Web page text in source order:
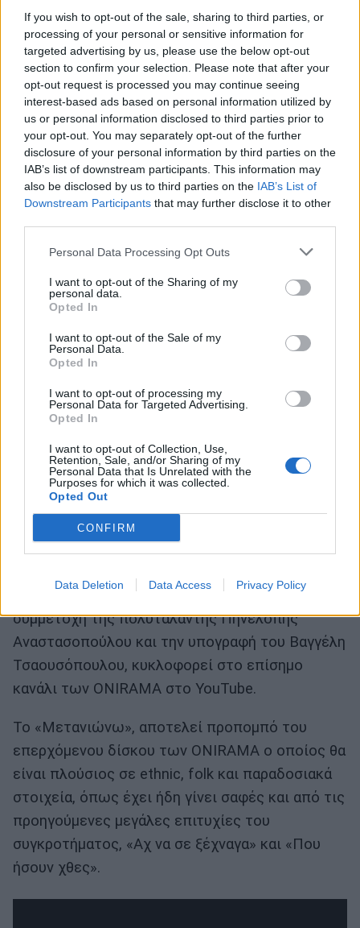
If you wish to opt-out of the sale, sharing to third parties, or
processing of your personal or sensitive information for
targeted advertising by us, please use the below opt-out
section to confirm your selection. Please note that after your
opt-out request is processed you may continue seeing
interest-based ads based on personal information utilized by
us or personal information disclosed to third parties prior to
your opt-out. You may separately opt-out of the further
disclosure of your personal information by third parties on the
IAB’s list of downstream participants. This information may
also be disclosed by us to third parties on the IAB’s List of
Downstream Participants that may further disclose it to other
Personal Data Processing Opt Outs
I want to opt-out of the Sharing of my
personal data.
Opted In
I want to opt-out of the Sale of my
Personal Data.
Opted In
I want to opt-out of processing my
Personal Data for Targeted Advertising.
Opted In
I want to opt-out of Collection, Use,
Retention, Sale, and/or Sharing of my
Personal Data that Is Unrelated with the
Purposes for which it was collected.
Opted Out
CONFIRM
Data Deletion Data Access Privacy Policy
Ο Θοδωρής Μαραντίνης, μαζί με την ταλαντούχα
ομάδα των Arcade, υπογράφουν στίχους και
μουσική, ενώ οι τελευταίοι αναλαμβάνουν για
άλλη μια φορά το κομμάτι της παραγωγής.
αντιθέσεις και έντονα συναισθήματα, με τη
συμμετοχή της πολυτάλαντης Πηνελόπης
Αναστασοπούλου και την υπογραφή του Βαγγέλη
Τσαουσόπουλου, κυκλοφορεί στο επίσημο
κανάλι των ONIRAMA στο YouTube.
Το «Μετανιώνω», αποτελεί προπομπό του
επερχόμενου δίσκου των ONIRAMA ο οποίος θα
είναι πλούσιος σε ethnic, folk και παραδοσιακά
στοιχεία, όπως έχει ήδη γίνει σαφές και από τις
προηγούμενες μεγάλες επιτυχίες του
συγκροτήματος, «Αχ να σε ξέχναγα» και «Που
ήσουν χθες».